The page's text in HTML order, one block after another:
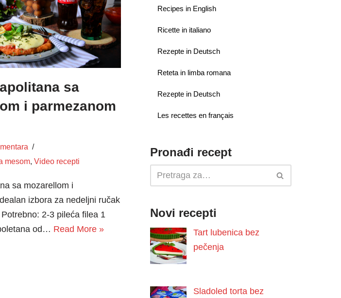
sa
i parmezanom
mesom, Video recepti
sa mozarellom i
izbora za nedeljni ručak
2-3 pileća filea 1
od… Read More »
Recipes in English
Ricette in italiano
Rezepte in Deutsch
Reteta in limba romana
Rezepte in Deutsch
Les recettes en français
Pronađi recept
Novi recepti
Tart lubenica bez
pečenja
Sladoled torta bez